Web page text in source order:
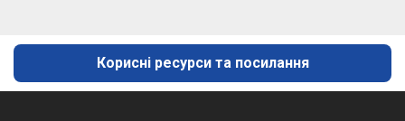
Корисні ресурси та посилання